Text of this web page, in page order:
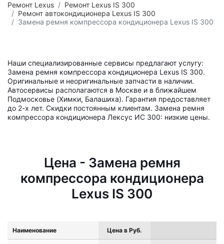
Ремонт Lexus
Ремонт Lexus IS 300
Ремонт автокондиционера Lexus IS 300
Замена ремня компрессора кондиционера Lexus IS 300
Наши специализированные сервисы предлагают услугу:
Замена ремня компрессора кондиционера Lexus IS 300.
Оригинальные и неоригинальные запчасти в наличии.
Автосервисы располагаются в Москве и в ближайшем
Подмосковье (Химки, Балашиха). Гарантия предоставляет
до 2-х лет. Скидки постоянным клиентам. Замена ремня
компрессора кондиционера Лексус ИС 300: низкие цены.
Цена - Замена ремня
компрессора кондиционера
Lexus IS 300
Наименование Цена в Руб.